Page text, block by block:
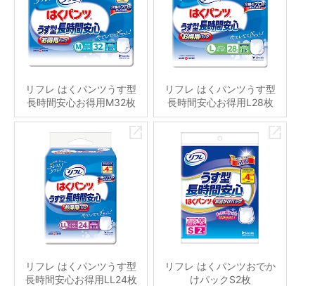
リフレ はくパンツうす型
長時間安心お得用M32枚
リフレ はくパンツうす型
長時間安心お得用L28枚
リフレ はくパンツうす型
長時間安心お得用LL24枚
リフレ はくパンツおでか
けパックS2枚